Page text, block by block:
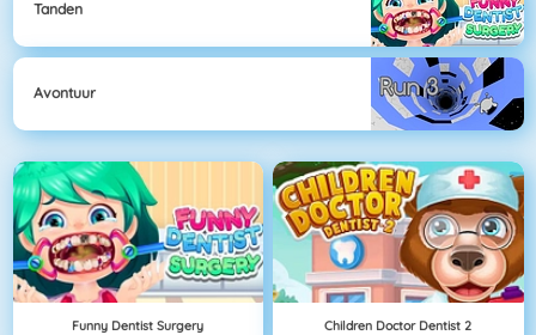
Tanden
Avontuur
Funny Dentist Surgery Children Doctor Dentist 2